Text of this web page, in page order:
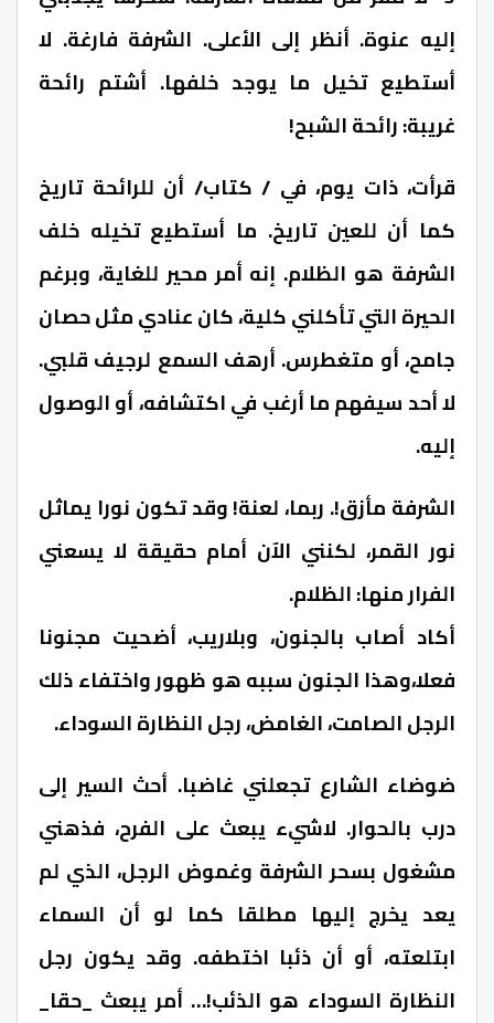
إليه عنوة. أنظر إلى الأعلى. الشرفة فارغة. لا
أستطيع تخيل ما يوجد خلفها. أشتم رائحة
غريبة: رائحة الشبح!
قرأت، ذات يوم، في / كتاب/ أن للرائحة تاريخ
كما أن للعين تاريخ. ما أستطيع تخيله خلف
الشرفة هو الظلام. إنه أمر محير للغاية، وبرغم
الحيرة التي تأكلني كلية، كان عنادي مثل حصان
جامح، أو متغطرس. أرهف السمع لرجيف قلبي.
لا أحد سيفهم ما أرغب في اكتشافه، أو الوصول
إليه.
الشرفة مأزق!. ربما، لعنة! وقد تكون نورا يماثل
نور القمر، لكنني الآن أمام حقيقة لا يسعني
الفرار منها: الظلام.
أكاد أصاب بالجنون، وبلاريب، أضحيت مجنونا
فعلا،وهذا الجنون سببه هو ظهور واختفاء ذلك
الرجل الصامت، الغامض، رجل النظارة السوداء.
ضوضاء الشارع تجعلني غاضبا. أحث السير إلى
درب بالحوار. لاشيء يبعث على الفرح، فذهني
مشغول بسحر الشرفة وغموض الرجل، الذي لم
يعد يخرج إليها مطلقا كما لو أن السماء
ابتلعته، أو أن ذئبا اختطفه. وقد يكون رجل
النظارة السوداء هو الذئب!… أمر يبعث _حقا_